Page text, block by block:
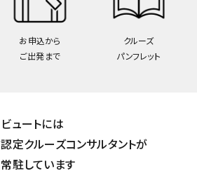
お申込から
ご出発まで
クルーズ
パンフレット
ビュートには
認定クルーズコンサルタントが
常駐しています